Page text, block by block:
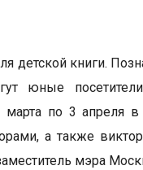
детской книги.
юные
по 3 апреля
а также
мэра